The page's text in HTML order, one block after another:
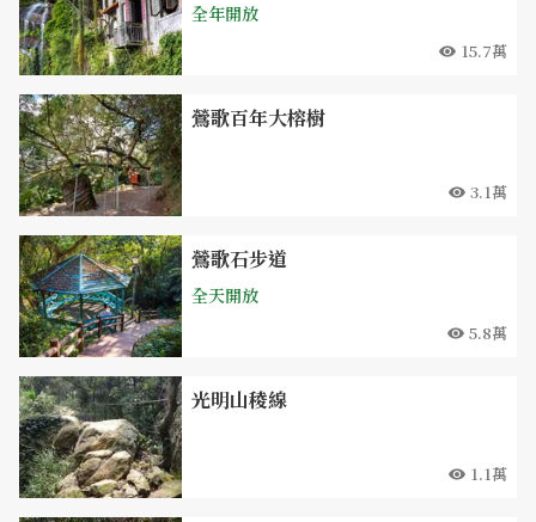
全年開放
15.7萬
鶯歌百年大榕樹
3.1萬
鶯歌石步道
全天開放
5.8萬
光明山稜線
1.1萬